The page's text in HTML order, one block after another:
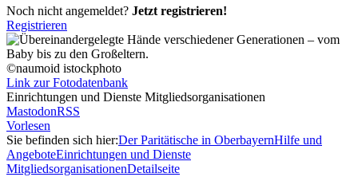
Noch nicht angemeldet? Jetzt registrieren!
Registrieren
©naumoid istockphoto
Link zur Fotodatenbank
Einrichtungen und Dienste Mitgliedsorganisationen
MastodonRSS
Vorlesen
Sie befinden sich hier:Der Paritätische in OberbayernHilfe und
AngeboteEinrichtungen und Dienste
MitgliedsorganisationenDetailseite